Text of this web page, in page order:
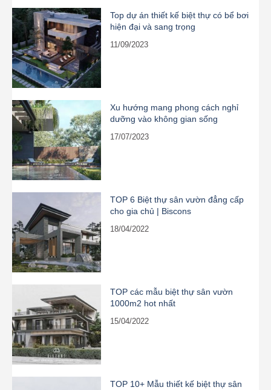
Top dự án thiết kế biệt thự có bể bơi
hiện đại và sang trọng
11/09/2023
Xu hướng mang phong cách nghỉ
dưỡng vào không gian sống
17/07/2023
TOP 6 Biệt thự sân vườn đẳng cấp
cho gia chủ | Biscons
18/04/2022
TOP các mẫu biệt thự sân vườn
1000m2 hot nhất
15/04/2022
TOP 10+ Mẫu thiết kế biệt thự sân